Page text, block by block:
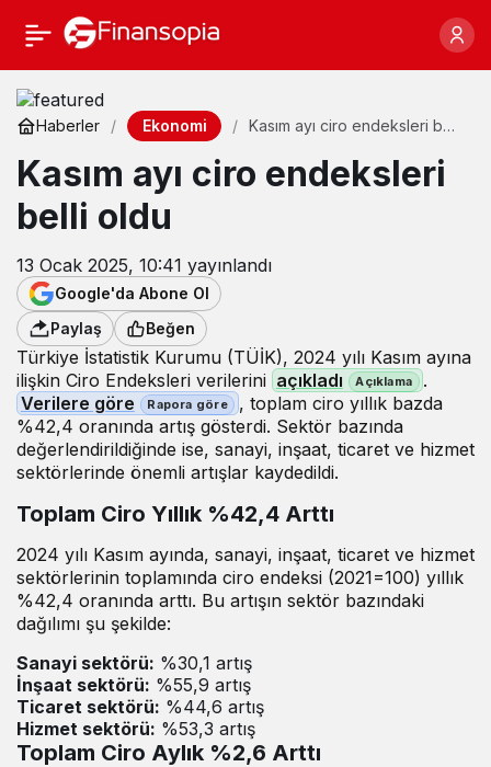
Haberler Ekonomi
Kasım ayı ciro endeksleri belli
Kasım ayı ciro endeksleri
belli oldu
13 Ocak 2025, 10:41 yayınlandı
Google'da Abone Ol
Paylaş
Beğen
Türkiye İstatistik Kurumu (TÜİK), 2024 yılı Kasım ayına
ilişkin Ciro Endeksleri verilerini açıkladı
.
Verilere göre
, toplam ciro yıllık bazda
%42,4 oranında artış gösterdi. Sektör bazında
değerlendirildiğinde ise, sanayi, inşaat, ticaret ve hizmet
sektörlerinde önemli artışlar kaydedildi.
Toplam Ciro Yıllık %42,4 Arttı
2024 yılı Kasım ayında, sanayi, inşaat, ticaret ve hizmet
sektörlerinin toplamında ciro endeksi (2021=100) yıllık
%42,4 oranında arttı. Bu artışın sektör bazındaki
dağılımı şu şekilde:
Sanayi sektörü: %30,1 artış
İnşaat sektörü: %55,9 artış
Ticaret sektörü: %44,6 artış
Hizmet sektörü: %53,3 artış
Toplam Ciro Aylık %2,6 Arttı